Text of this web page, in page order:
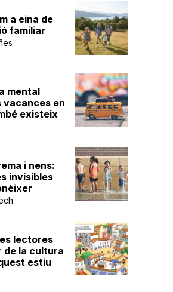
a eina de
familiar
mental
vacances en
existeix
i nens:
invisibles
lectores
de la cultura
estiu